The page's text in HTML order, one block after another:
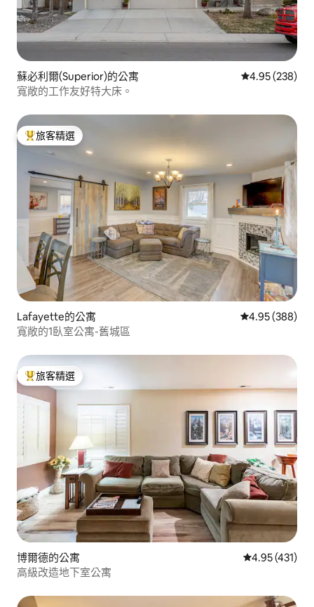
蘇必利爾(Superior)的公寓 從 238 則評價
4.95 (238)
寬敞的工作友好特大床。
旅客精選榜首
旅客精選
Lafayette的公寓 從 388 則評價
4.95 (388)
寬敞的1臥室公寓-舊城區
旅客精選榜首
旅客精選
博爾德的公寓 從 431 則評價
4.95 (431)
高級改造地下室公寓